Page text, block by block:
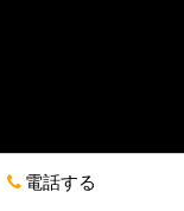
電話する